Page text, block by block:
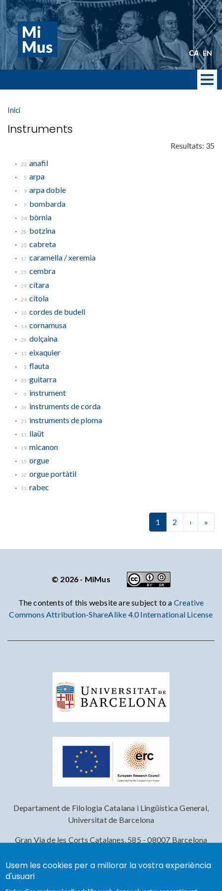
Vés
al
contingut
CA EN
Inici
Instruments
Resultats: 35
22 anafil
5 arpa
9 arpa doble
7 bombarda
34 bòrnia
28 botzina
23 cabreta
17 caramella / xeremia
25 cembra
29 cítara
24 cítola
10 cordes de budell
14 cornamusa
26 dolçaina
13 eixaquier
3 flauta
35 guitarra
6 instrument
36 instruments de corda
21 instruments de ploma
11 llaüt
19 micanon
15 orgue
32 orgue portàtil
31 rabec
1 2 › Next
»
© 2026 - MiMus
The contents of this website are subject to a Creative
Commons Attribution-ShareAlike 4.0 International License
Departament de Filologia Catalana i Lingüística General,
Universitat de Barcelona
Gran Via de les Corts Catalanes, 585 - 08007 Barcelona
Usem les cookies per a millorar la vostra experiència
d'usuari